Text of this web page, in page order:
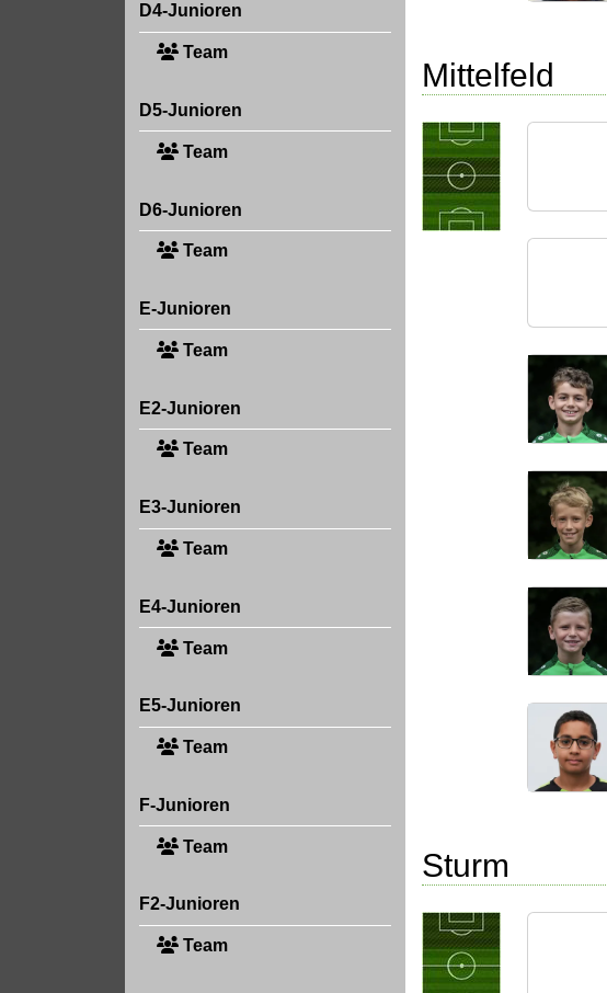
D4-Junioren
Team
D5-Junioren
Team
D6-Junioren
Team
E-Junioren
Team
E2-Junioren
Team
E3-Junioren
Team
E4-Junioren
Team
E5-Junioren
Team
F-Junioren
Team
F2-Junioren
Team
Mittelfeld
Sturm